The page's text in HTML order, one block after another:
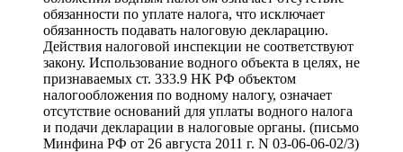
обязанности по уплате налога, что исключает
обязанность подавать налоговую декларацию.
Действия налоговой инспекции не соответствуют
закону. Использование водного объекта в целях, не
признаваемых ст. 333.9 НК РФ объектом
налогообложения по водному налогу, означает
отсутствие оснований для уплаты водного налога
и подачи декларации в налоговые органы. (письмо
Минфина РФ от 26 августа 2011 г. N 03-06-06-02/3)